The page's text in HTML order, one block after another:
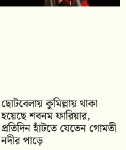
ছোটবেলায় কুমিল্লায় থাকা
হয়েছে শবনম ফারিয়ার,
প্রতিদিন হাঁটতে যেতেন গোমতী
নদীর পাড়ে